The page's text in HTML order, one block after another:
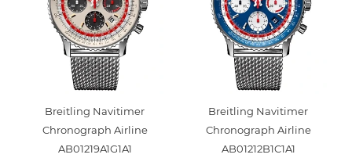
Breitling Navitimer
Chronograph Airline
AB01219A1G1A1
Breitling Navitimer
Chronograph Airline
AB01212B1C1A1